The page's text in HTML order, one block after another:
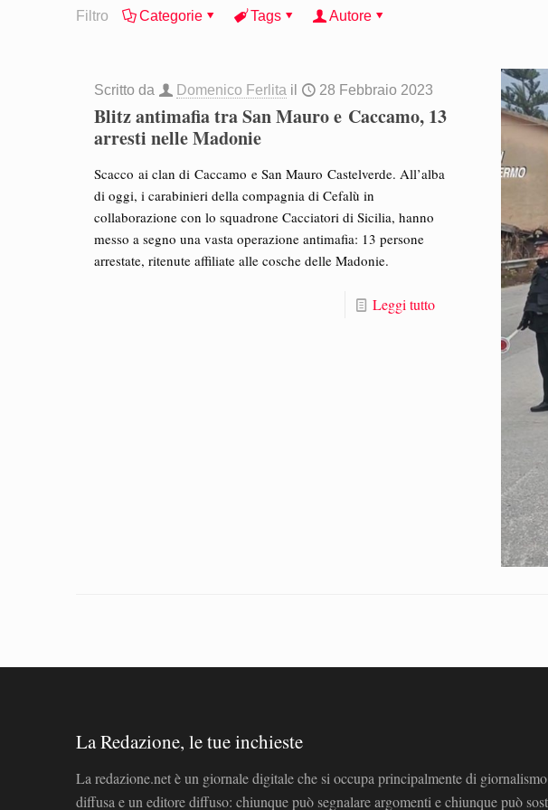
Filtro Categorie Tags Autore
Scritto da Domenico Ferlita il 28 Febbraio 2023
Blitz antimafia tra San Mauro e Caccamo, 13
arresti nelle Madonie
Scacco ai clan di Caccamo e San Mauro Castelverde. All’alba
di oggi, i carabinieri della compagnia di Cefalù in
collaborazione con lo squadrone Cacciatori di Sicilia, hanno
messo a segno una vasta operazione antimafia: 13 persone
arrestate, ritenute affiliate alle cosche delle Madonie.
Leggi tutto
La Redazione, le tue inchieste
La redazione.net è un giornale digitale che si occupa principalmente di
diffusa e un editore diffuso: chiunque può segnalare argomenti e chiunque può